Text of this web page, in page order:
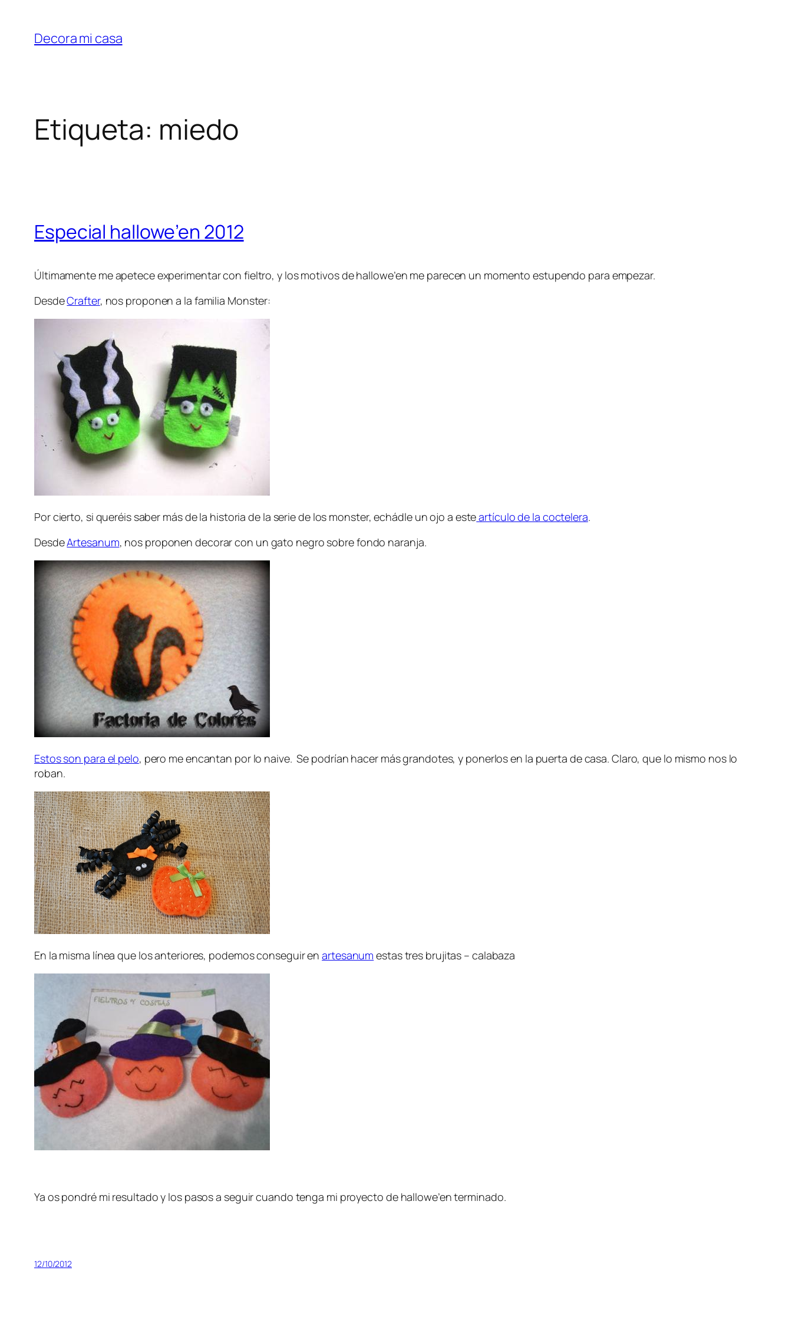
contenido
Decora mi casa
Etiqueta: miedo
Especial hallowe’en 2012
Últimamente me apetece experimentar con fieltro, y los motivos de hallowe’en me parecen un momento estupendo para empezar.
DesdeCrafter, nos proponen a la familia Monster:
Por cierto, si queréis saber más de la historia de la serie de los monster, echádle un ojo a esteartículo de la coctelera.
DesdeArtesanum, nos proponen decorar con un gato negro sobre fondo naranja.
Estos son para el pelo, pero me encantan por lo naive. Se podrían hacer más grandotes, y ponerlos en la puerta de casa. Claro, que lo mismo nos lo
roban.
En la misma línea que los anteriores, podemos conseguir enartesanum estas tres brujitas – calabaza
Ya os pondré mi resultado y los pasos a seguir cuando tenga mi proyecto de hallowe’en terminado.
12/10/2012